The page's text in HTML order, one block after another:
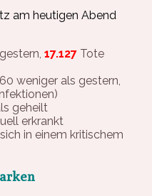
am heutigen Abend
17.127 Tote
weniger als gestern,
geheilt
erkrankt
in einem kritischem